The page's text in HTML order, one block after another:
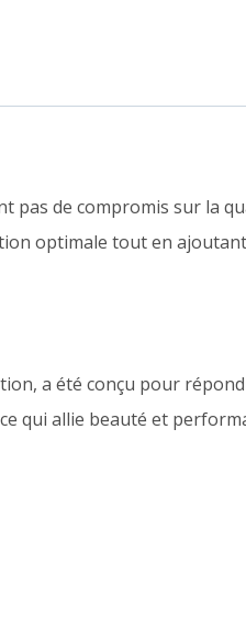
pas de compromis sur la
optimale tout en
a été conçu pour
qui allie beauté et